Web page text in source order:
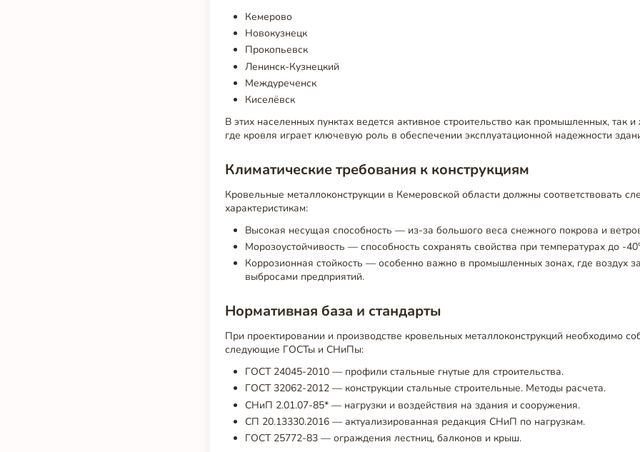
Кемерово
Новокузнецк
Прокопьевск
Ленинск-Кузнецкий
Междуреченск
Киселёвск
В этих населенных пунктах ведется активное строительство как промышленных, так
где кровля играет ключевую роль в обеспечении эксплуатационной надежности
Климатические требования к конструкциям
Кровельные металлоконструкции в Кемеровской области должны соответствовать
характеристикам:
Высокая несущая способность — из-за большого веса снежного покрова и
Морозоустойчивость — способность сохранять свойства при температурах до -
Коррозионная стойкость — особенно важно в промышленных зонах, где воздух
выбросами предприятий.
Нормативная база и стандарты
При проектировании и производстве кровельных металлоконструкций необходимо
следующие ГОСТы и СНиПы:
ГОСТ 24045-2010 — профили стальные гнутые для строительства.
ГОСТ 32062-2012 — конструкции стальные строительные. Методы расчета.
СНиП 2.01.07-85* — нагрузки и воздействия на здания и сооружения.
СП 20.13330.2016 — актуализированная редакция СНиП по нагрузкам.
ГОСТ 25772-83 — ограждения лестниц, балконов и крыш.